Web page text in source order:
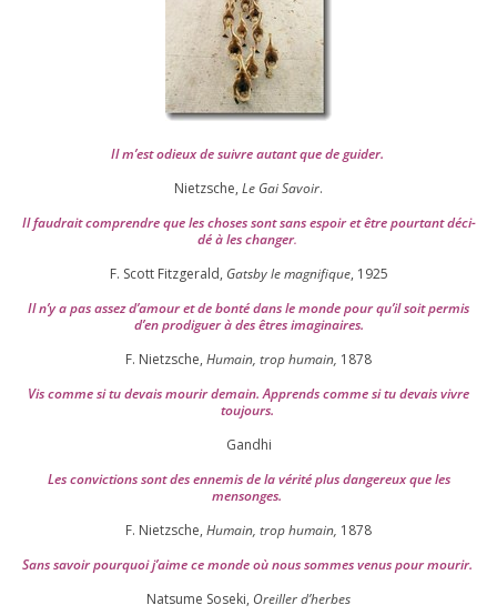
Il m’est odieux de suivre autant que de gui­der.
Nietzsche, Le Gai Savoir.
Il fau­drait com­prendre que les choses sont sans espoir et être pour­tant déci­
dé à les chan­ger.
F. Scott Fitzgerald, Gatsby le magni­fique, 1925
Il n’y a pas assez d’a­mour et de bon­té dans le monde pour qu’il soit per­mis
d’en pro­di­guer à des êtres imaginaires.
F. Nietzsche, Humain, trop humain, 1878
Vis comme si tu devais mou­rir demain. Apprends comme si tu devais vivre
toujours.
Gandhi
Les convic­tions sont des enne­mis de la véri­té plus dan­ge­reux que les
mensonges.
F. Nietzsche, Humain, trop humain, 1878
Sans savoir pour­quoi j’aime ce monde où nous sommes venus pour mourir.
Natsume Soseki, Oreiller d’herbes